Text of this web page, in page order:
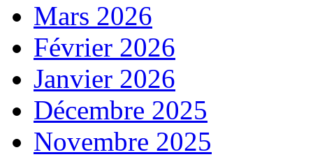
Mars 2026
Février 2026
Janvier 2026
Décembre 2025
Novembre 2025